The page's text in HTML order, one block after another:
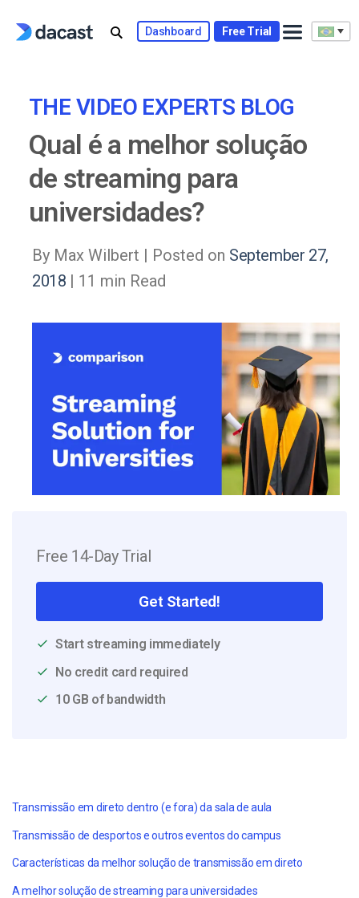
Dashboard Free Trial
THE VIDEO EXPERTS BLOG
Qual é a melhor solução
de streaming para
universidades?
By Max Wilbert | Posted on September 27,
2018 | 11 min Read
Free 14-Day Trial
Get Started!
Start streaming immediately
No credit card required
10 GB of bandwidth
Transmissão em direto dentro (e fora) da sala de aula
Transmissão de desportos e outros eventos do campus
Características da melhor solução de transmissão em direto
A melhor solução de streaming para universidades